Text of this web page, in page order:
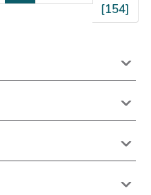
[154]